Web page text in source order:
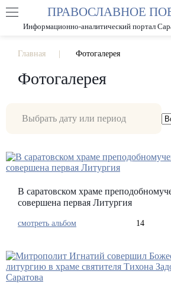
РАЗМЕР
ПРАВОСЛАВНОЕ
Информационно-аналитический портал
Главная Фотогалерея
Фотогалерея
В саратовском храме
совершена первая Литургия
смотреть альбом 14